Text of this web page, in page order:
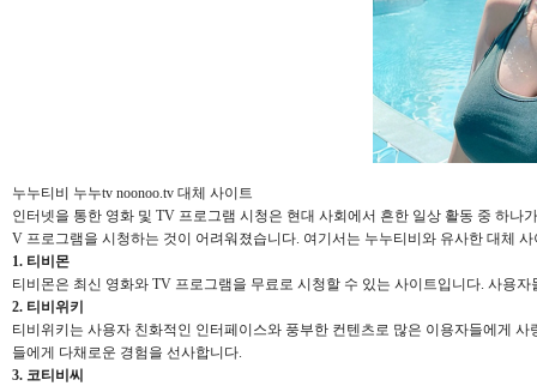
누누티비 누누tv noonoo.tv 대체 사이트
인터넷을 통한 영화 및 TV 프로그램 시청은 현대 사회에서 흔한 일상 활동 중 하
V 프로그램을 시청하는 것이 어려워졌습니다. 여기서는 누누티비와 유사한 대체
1. 티비몬
티비몬은 최신 영화와 TV 프로그램을 무료로 시청할 수 있는 사이트입니다. 사용
2. 티비위키
티비위키는 사용자 친화적인 인터페이스와 풍부한 컨텐츠로 많은 이용자들에게
들에게 다채로운 경험을 선사합니다.
3. 코티비씨